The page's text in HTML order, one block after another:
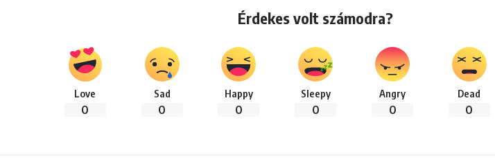
Érdekes volt számodra?
Love
0
Sad
0
Happy
0
Sleepy
0
Angry
0
Dead
0